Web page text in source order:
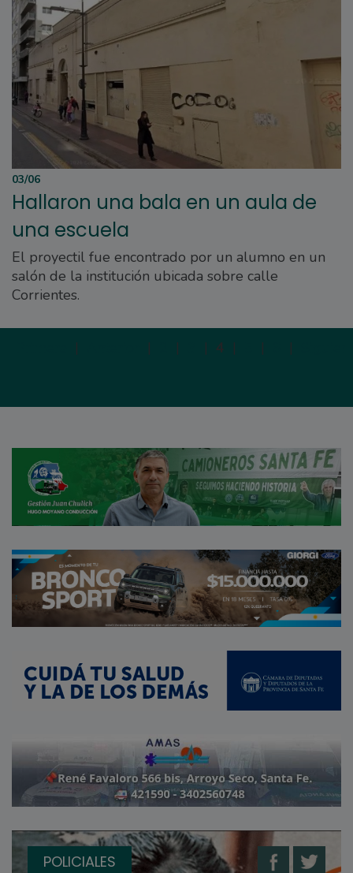
03/06
Hallaron una bala en un aula de
una escuela
El proyectil fue encontrado por un alumno en un
salón de la institución ubicada sobre calle
Corrientes.
| | | | 4 | | |
POLICIALES